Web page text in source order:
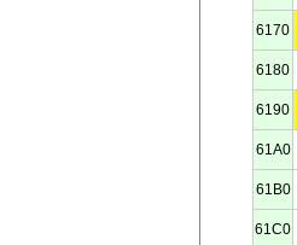
6170
6180
6190
61A0
61B0
61C0